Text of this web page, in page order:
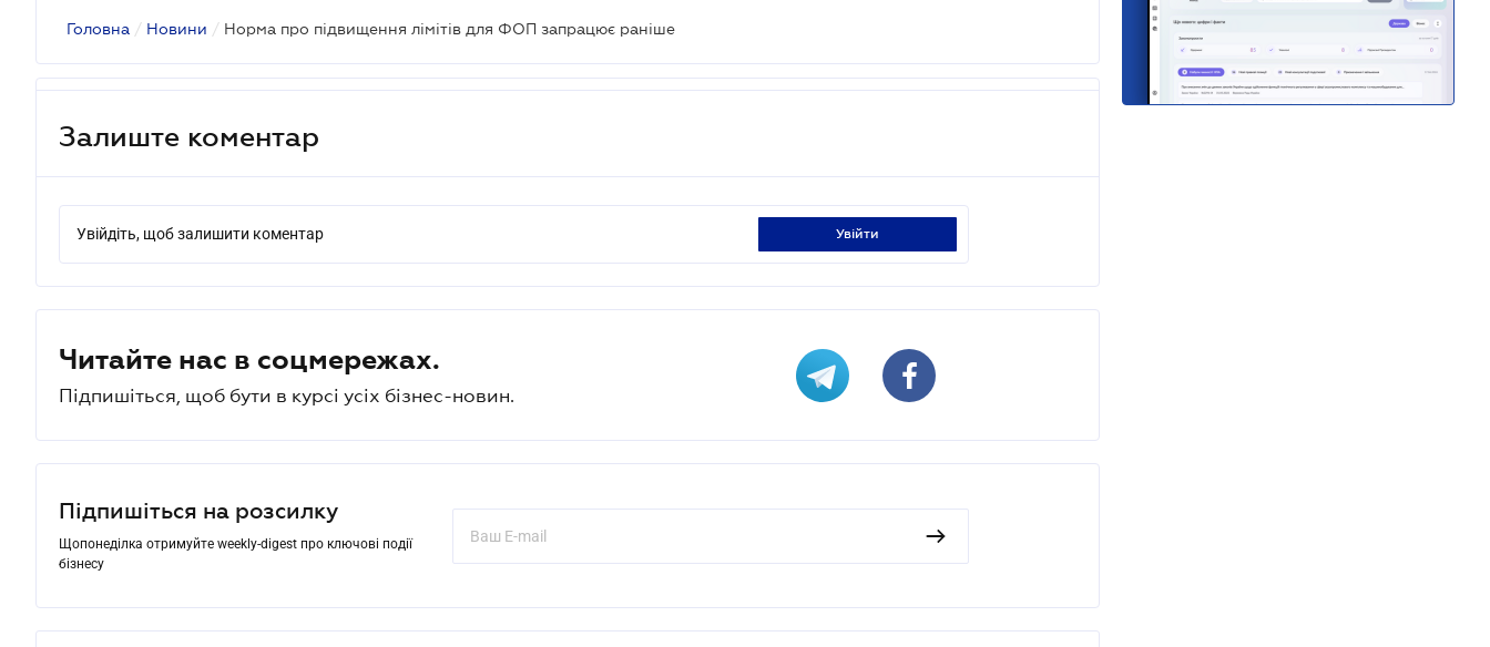
Головна / Новини / Норма про підвищення лімітів для ФОП запрацює раніше
Залиште коментар
Увійдіть, щоб залишити коментар увійти
Читайте нас в соцмережах.
Підпишіться, щоб бути в курсі усіх бізнес-новин.
Підпишіться на розсилку
Щопонеділка отримуйте weekly-digest про ключові події
бізнесу